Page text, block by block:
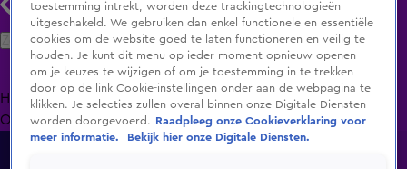
Zoeken
HomeUitzending Gemist Programma's De Bondgenoten
OranjezomerLivestreamsShop
Radio
toestemming intrekt, worden deze trackingtechnologieën
uitgeschakeld. We gebruiken dan enkel functionele en essentiële
cookies om de website goed te laten functioneren en veilig te
houden. Je kunt dit menu op ieder moment opnieuw openen
om je keuzes te wijzigen of om je toestemming in te trekken
door op de link Cookie-instellingen onder aan de webpagina te
klikken. Je selecties zullen overal binnen onze Digitale Diensten
worden doorgevoerd.
Raadpleeg onze Cookieverklaring voor
meer informatie.
Bekijk hier onze Digitale Diensten.